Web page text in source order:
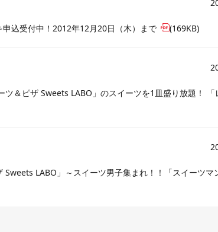
込受付中！2012年12月20日（木）まで (169KB)
＆ピザ Sweets LABO」のスイーツを1皿盛り放題！ 「
LABO」～スイーツ男子集まれ！！「スイーツマ